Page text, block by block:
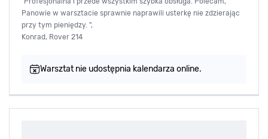
Panowie w warsztacie sprawnie naprawili usterkę nie zdzierając
przy tym pieniędzy. ",
Konrad, Rover 214
Warsztat nie udostępnia kalendarza online.